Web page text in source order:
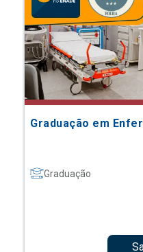
Graduação em
Graduação